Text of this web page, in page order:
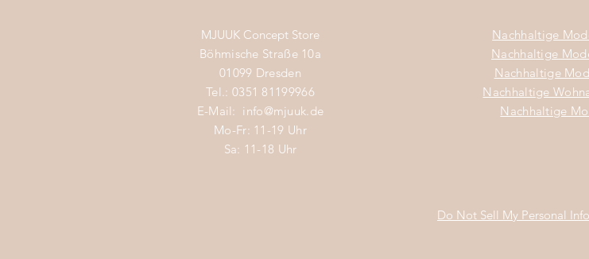
MJUUK Concept Store
Böhmische Straße 10a
01099 Dresden
Tel.: 0351 81199966
E-Mail: info@mjuuk.de
Mo-Fr: 11-19 Uhr
Sa: 11-18 Uhr
Nachhaltige
Nachhaltige
Nachhaltige
Nachhaltige
Nachhaltige
Do Not Sell My Personal